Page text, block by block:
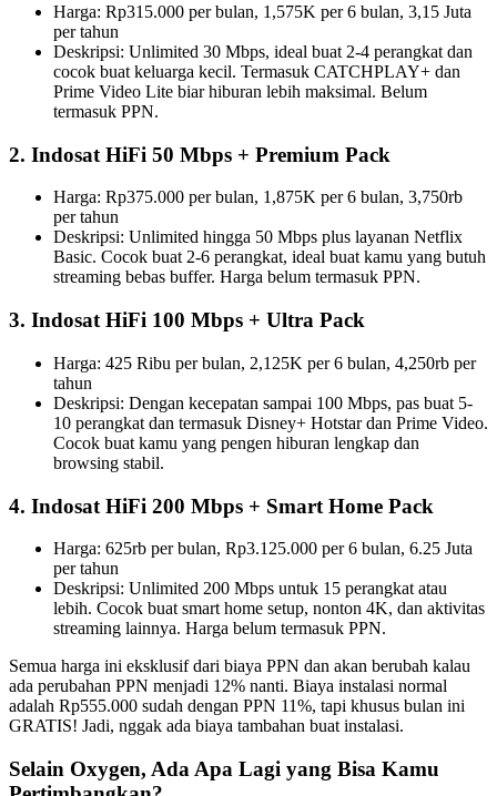
Harga: Rp315.000 per bulan, 1,575K per 6 bulan, 3,15 Juta
per tahun
Deskripsi: Unlimited 30 Mbps, ideal buat 2-4 perangkat dan
cocok buat keluarga kecil. Termasuk CATCHPLAY+ dan
Prime Video Lite biar hiburan lebih maksimal. Belum
termasuk PPN.
2. Indosat HiFi 50 Mbps + Premium Pack
Harga: Rp375.000 per bulan, 1,875K per 6 bulan, 3,750rb
per tahun
Deskripsi: Unlimited hingga 50 Mbps plus layanan Netflix
Basic. Cocok buat 2-6 perangkat, ideal buat kamu yang butuh
streaming bebas buffer. Harga belum termasuk PPN.
3. Indosat HiFi 100 Mbps + Ultra Pack
Harga: 425 Ribu per bulan, 2,125K per 6 bulan, 4,250rb per
tahun
Deskripsi: Dengan kecepatan sampai 100 Mbps, pas buat 5-
10 perangkat dan termasuk Disney+ Hotstar dan Prime Video.
Cocok buat kamu yang pengen hiburan lengkap dan
browsing stabil.
4. Indosat HiFi 200 Mbps + Smart Home Pack
Harga: 625rb per bulan, Rp3.125.000 per 6 bulan, 6.25 Juta
per tahun
Deskripsi: Unlimited 200 Mbps untuk 15 perangkat atau
lebih. Cocok buat smart home setup, nonton 4K, dan aktivitas
streaming lainnya. Harga belum termasuk PPN.
Semua harga ini eksklusif dari biaya PPN dan akan berubah kalau
ada perubahan PPN menjadi 12% nanti. Biaya instalasi normal
adalah Rp555.000 sudah dengan PPN 11%, tapi khusus bulan ini
GRATIS! Jadi, nggak ada biaya tambahan buat instalasi.
Selain Oxygen, Ada Apa Lagi yang Bisa Kamu